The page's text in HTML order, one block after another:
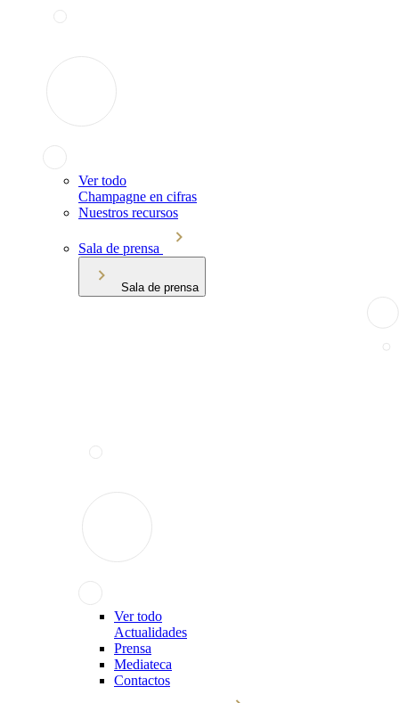
Ver todo
Champagne en cifras
Nuestros recursos
Sala de prensa
Sala de prensa
Ver todo
Actualidades
Prensa
Mediateca
Contactos